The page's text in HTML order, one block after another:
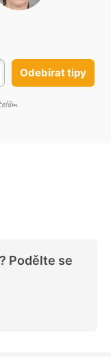
Odebírat tipy
Podělte se